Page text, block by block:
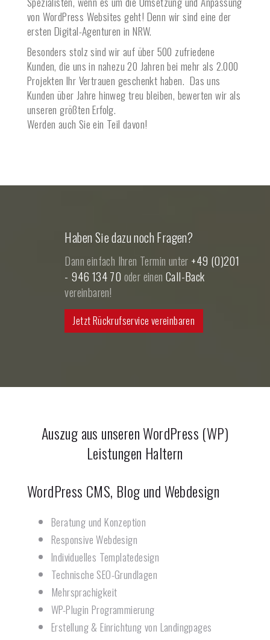
von WordPress Websites geht! Denn wir sind eine der
ersten Digital-Agenturen in NRW.
Besonders stolz sind wir auf über 500 zufriedene
Kunden, die uns in nahezu 20 Jahren bei mehr als 2.000
Projekten Ihr Vertrauen geschenkt haben. Das uns
Kunden über Jahre hinweg treu bleiben, bewerten wir als
unseren größten Erfolg.
Werden auch Sie ein Teil davon!
Haben Sie dazu noch Fragen?
Dann einfach Ihren Termin unter +49 (0)201
- 946 134 70 oder einen Call-Back
vereinbaren!
Jetzt Rückrufservice vereinbaren
Auszug aus unseren WordPress (WP)
Leistungen Haltern
WordPress CMS, Blog und Webdesign
Beratung und Konzeption
Responsive Webdesign
Individuelles Templatedesign
Technische SEO-Grundlagen
Mehrsprachigkeit
WP-Plugin Programmierung
Erstellung & Einrichtung von Landingpages